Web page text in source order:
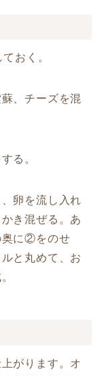
おく。
、チーズを混
る。
卵を流し入れ
き混ぜる。あ
奥に②をのせ
と丸めて、お
がります。オ